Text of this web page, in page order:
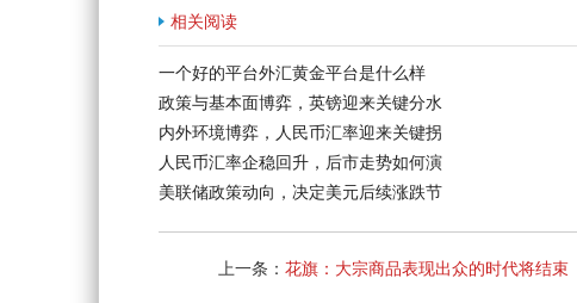
相关阅读
一个好的平台外汇黄金平台是什么样
政策与基本面博弈，英镑迎来关键分水
内外环境博弈，人民币汇率迎来关键拐
人民币汇率企稳回升，后市走势如何演
美联储政策动向，决定美元后续涨跌节
上一条： 花旗：大宗商品表现出众的时代将结束